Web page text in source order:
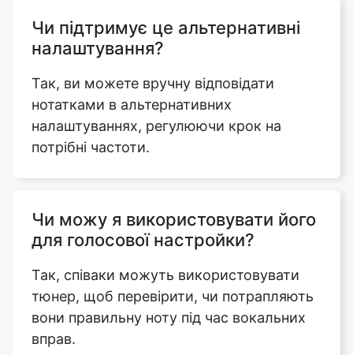
Чи підтримує це альтернативні
налаштування?
Так, ви можете вручну відповідати
нотатками в альтернативних
налаштуваннях, регулюючи крок на
потрібні частоти.
Чи можу я використовувати його
для голосової настройки?
Так, співаки можуть використовувати
тюнер, щоб перевірити, чи потрапляють
вони правильну ноту під час вокальних
вправ.